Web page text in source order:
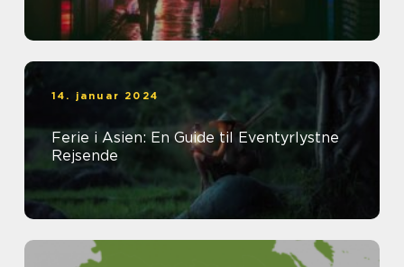
14. januar 2024
Ferie i Asien: En Guide til Eventyrlystne
Rejsende